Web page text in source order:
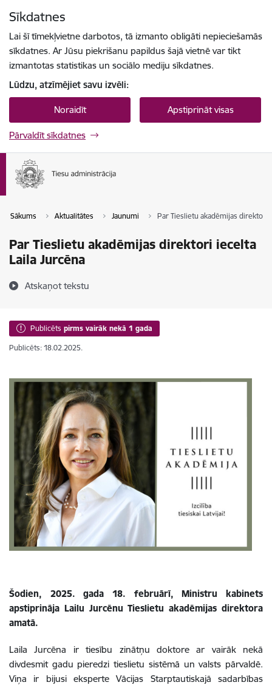
Sīkdatnes
Lai šī tīmekļvietne darbotos, tā izmanto obligāti nepieciešamās
sīkdatnes. Ar Jūsu piekrišanu papildus šajā vietnē var tikt
izmantotas statistikas un sociālo mediju sīkdatnes.
Lūdzu, atzīmējiet savu izvēli:
Noraidīt Apstiprināt visas
Pārvaldīt sīkdatnes
Sākums Aktualitātes Jaunumi Par Tieslietu akadēmijas direktori
Par Tieslietu akadēmijas direktori iecelta
Laila Jurcēna
Atskaņot tekstu
Publicēts pirms vairāk nekā 1 gada
Publicēts: 18.02.2025.
Šodien, 2025. gada 18. februārī, Ministru kabinets
apstiprināja Lailu Jurcēnu Tieslietu akadēmijas direktora
amatā.
Laila Jurcēna ir tiesību zinātņu doktore ar vairāk nekā
divdesmit gadu pieredzi tieslietu sistēmā un valsts pārvaldē.
Viņa ir bijusi eksperte Vācijas Starptautiskajā sadarbības